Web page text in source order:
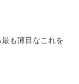
も薄目なこれを